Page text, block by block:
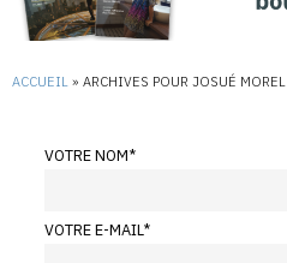
ACCUEIL » ARCHIVES POUR JOSUÉ MOREL
VOTRE NOM*
VOTRE E-MAIL*